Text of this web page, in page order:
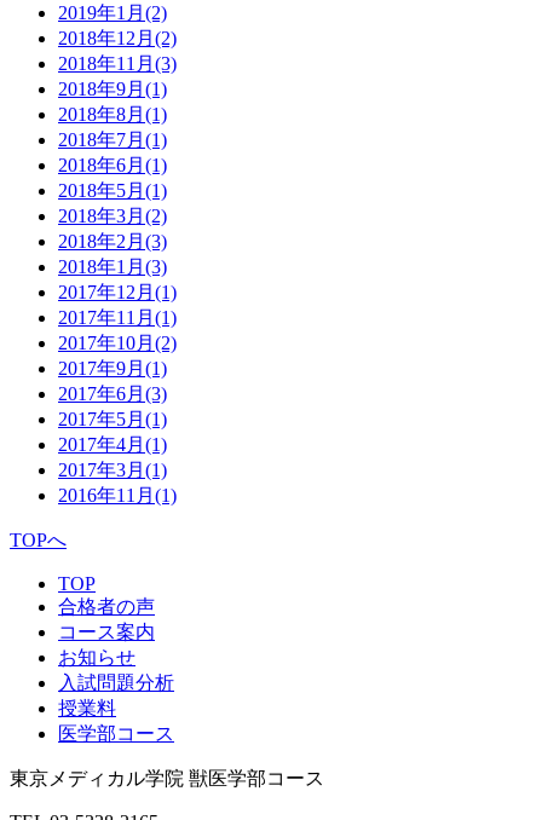
2019年1月 (2)
2018年12月 (2)
2018年11月 (3)
2018年9月 (1)
2018年8月 (1)
2018年7月 (1)
2018年6月 (1)
2018年5月 (1)
2018年3月 (2)
2018年2月 (3)
2018年1月 (3)
2017年12月 (1)
2017年11月 (1)
2017年10月 (2)
2017年9月 (1)
2017年6月 (3)
2017年5月 (1)
2017年4月 (1)
2017年3月 (1)
2016年11月 (1)
TOPへ
TOP
合格者の声
コース案内
お知らせ
入試問題分析
授業料
医学部コース
東京メディカル学院 獣医学部コース